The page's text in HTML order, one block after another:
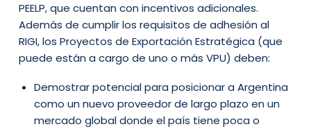
PEELP, que cuentan con incentivos adicionales.
Además de cumplir los requisitos de adhesión al
RIGI, los Proyectos de Exportación Estratégica (que
puede están a cargo de uno o más VPU) deben:
Demostrar potencial para posicionar a Argentina
como un nuevo proveedor de largo plazo en un
mercado global donde el país tiene poca o